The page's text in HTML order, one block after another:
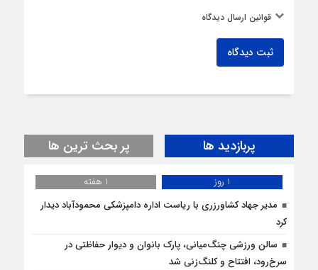
قوانین ارسال دیدگاه
ثبت دیدگاه
پربازدید ها پر بحث ترین ها
1 روز
1 هفته
مدیر جهاد کشاورزری با ریاست اداره دامپزشکی محمودآباد دیدار
کرد
سالن ورزشی چنگ‌میانی، پارک بانوان و دیوار حفاظتی در
سرخ‌رود، افتتاح و کلنگ‌زنی شد